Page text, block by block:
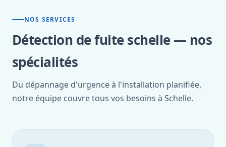
NOS SERVICES
Détection de fuite schelle — nos
spécialités
Du dépannage d'urgence à l'installation planifiée,
notre équipe couvre tous vos besoins à Schelle.